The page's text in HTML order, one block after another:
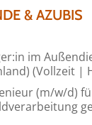
& AZUBIS
im
(Vollzeit |
(m/w/d)